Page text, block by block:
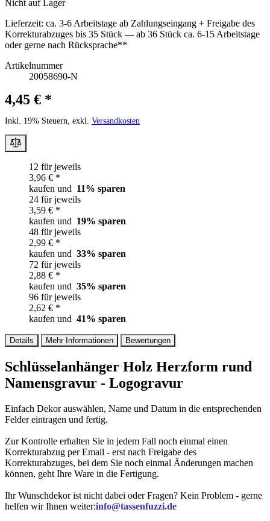
Nicht auf Lager
Lieferzeit: ca. 3-6 Arbeitstage ab Zahlungseingang + Freigabe des
Korrekturabzuges bis 35 Stück --- ab 36 Stück ca. 6-15 Arbeitstage
oder gerne nach Rücksprache**
Artikelnummer
20058690-N
4,45 € *
Inkl. 19% Steuern, exkl. Versandkosten
12 für jeweils
3,96 € *
kaufen und 11% sparen
24 für jeweils
3,59 € *
kaufen und 19% sparen
48 für jeweils
2,99 € *
kaufen und 33% sparen
72 für jeweils
2,88 € *
kaufen und 35% sparen
96 für jeweils
2,62 € *
kaufen und 41% sparen
Details Mehr Informationen Bewertungen
Schlüsselanhänger Holz Herzform rund
Namensgravur - Logogravur
Einfach Dekor auswählen, Name und Datum in die entsprechenden
Felder eintragen und fertig.
Zur Kontrolle erhalten Sie in jedem Fall noch einmal einen
Korrekturabzug per Email - erst nach Freigabe des
Korrekturabzuges, bei dem Sie noch einmal Änderungen machen
können, geht Ihre Ware in die Fertigung.
Ihr Wunschdekor ist nicht dabei oder Fragen? Kein Problem - gerne
helfen wir Ihnen weiter:info@tassenfuzzi.de